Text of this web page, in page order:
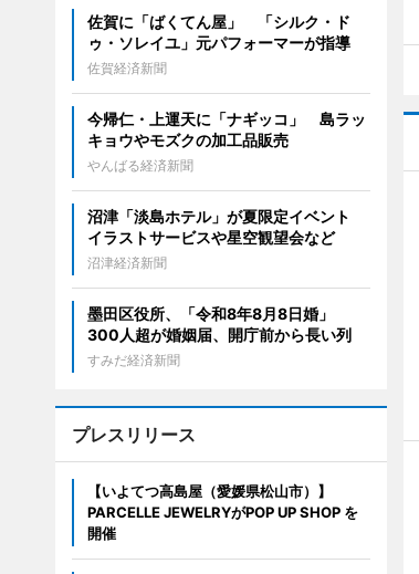
佐賀に「ばくてん屋」 「シルク・ド
ゥ・ソレイユ」元パフォーマーが指導
佐賀経済新聞
今帰仁・上運天に「ナギッコ」 島ラッ
キョウやモズクの加工品販売
やんばる経済新聞
沼津「淡島ホテル」が夏限定イベント
イラストサービスや星空観望会など
沼津経済新聞
墨田区役所、「令和8年8月8日婚」
300人超が婚姻届、開庁前から長い列
すみだ経済新聞
プレスリリース
【いよてつ高島屋（愛媛県松山市）】
PARCELLE JEWELRYがPOP UP SHOP を
開催